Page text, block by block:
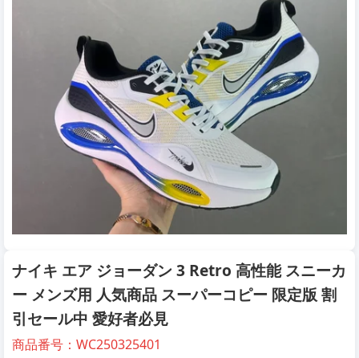
ナイキ エア ジョーダン 3 Retro 高性能 スニーカ
ー メンズ用 人気商品 スーパーコピー 限定版 割
引セール中 愛好者必見
商品番号：WC250325401